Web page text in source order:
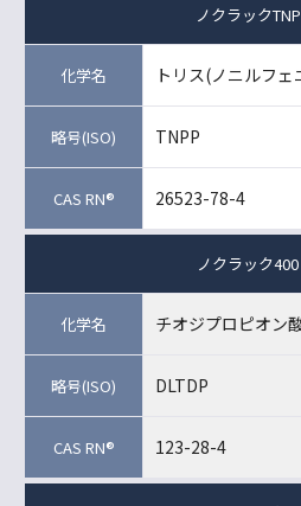
ノクラックTNP
トリス(ノニルフ
TNPP
26523-78-4
ノクラック400
チオジプロピオン
DLTDP
123-28-4